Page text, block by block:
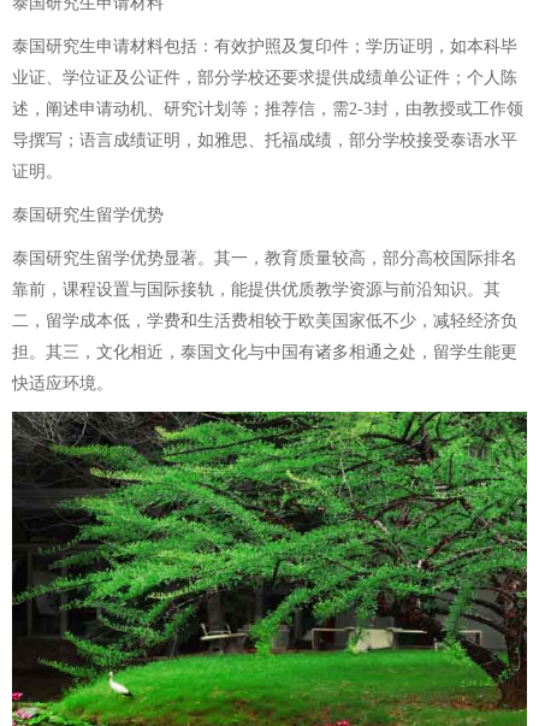
泰国研究生申请材料包括：有效护照及复印件；学历证明，如本科毕
业证、学位证及公证件，部分学校还要求提供成绩单公证件；个人陈
述，阐述申请动机、研究计划等；推荐信，需2-3封，由教授或工作领
导撰写；语言成绩证明，如雅思、托福成绩，部分学校接受泰语水平
证明。
泰国研究生留学优势
泰国研究生留学优势显著。其一，教育质量较高，部分高校国际排名
靠前，课程设置与国际接轨，能提供优质教学资源与前沿知识。其
二，留学成本低，学费和生活费相较于欧美国家低不少，减轻经济负
担。其三，文化相近，泰国文化与中国有诸多相通之处，留学生能更
快适应环境。